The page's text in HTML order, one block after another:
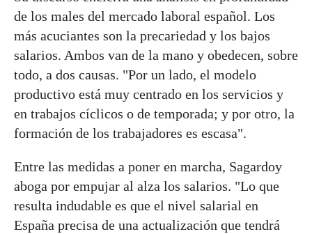
de los males del mercado laboral español. Los
más acuciantes son la precariedad y los bajos
salarios. Ambos van de la mano y obedecen, sobre
todo, a dos causas. "Por un lado, el modelo
productivo está muy centrado en los servicios y
en trabajos cíclicos o de temporada; y por otro, la
formación de los trabajadores es escasa".
Entre las medidas a poner en marcha, Sagardoy
aboga por empujar al alza los salarios. "Lo que
resulta indudable es que el nivel salarial en
España precisa de una actualización que tendrá